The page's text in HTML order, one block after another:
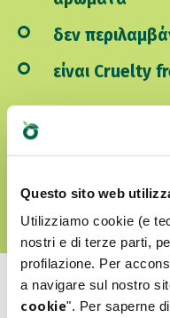
Questo sito web
Utilizziamo cookie (e
nostri e di terze parti,
profilazione. Per
a navigare sul nostro
cookie". Per saperne
δεν
είναι Cruelty